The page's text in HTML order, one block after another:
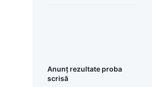
Anunț rezultate proba
scrisă